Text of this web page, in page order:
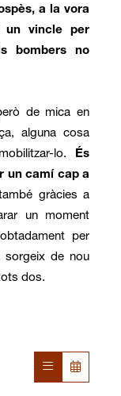
a la vora
un vincle per
bombers no
de mica en
alguna cosa
lo.
És
un camí cap a
gràcies a
un moment
per
sorgeix de nou
dos.